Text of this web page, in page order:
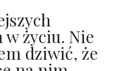
życiu. Nie
dziwić, że